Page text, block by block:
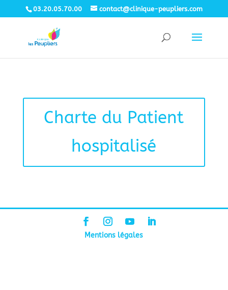
03.20.05.70.00 contact@clinique-peupliers.com
Charte du Patient
hospitalisé
Mentions légales